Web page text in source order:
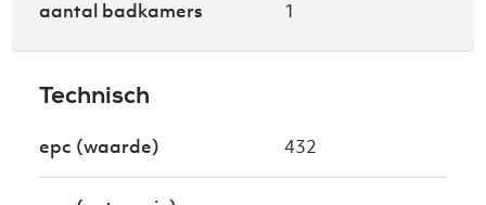
Technisch
epc (waarde) 432
aantal badkamers 1